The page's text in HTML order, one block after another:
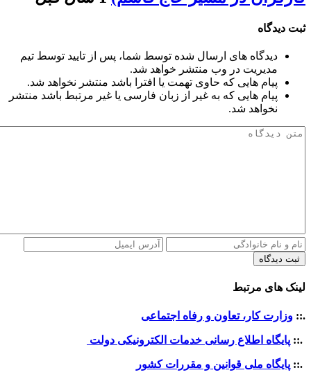
ثبت دیدگاه
دیدگاه های ارسال شده توسط شما، پس از تایید توسط تیم
مدیریت در وب منتشر خواهد شد.
پیام هایی که حاوی تهمت یا افترا باشد منتشر نخواهد شد.
پیام هایی که به غیر از زبان فارسی یا غیر مرتبط باشد منتشر
نخواهد شد.
ثبت دیدگاه
لینک های مرتبط
.:: وزارت کار، تعاون و رفاه اجتماعی
.:: پایگاه اطلاع رسانی خدمات الکترونیکی دولت
.:: پایگاه ملی قوانین و مقررات کشور